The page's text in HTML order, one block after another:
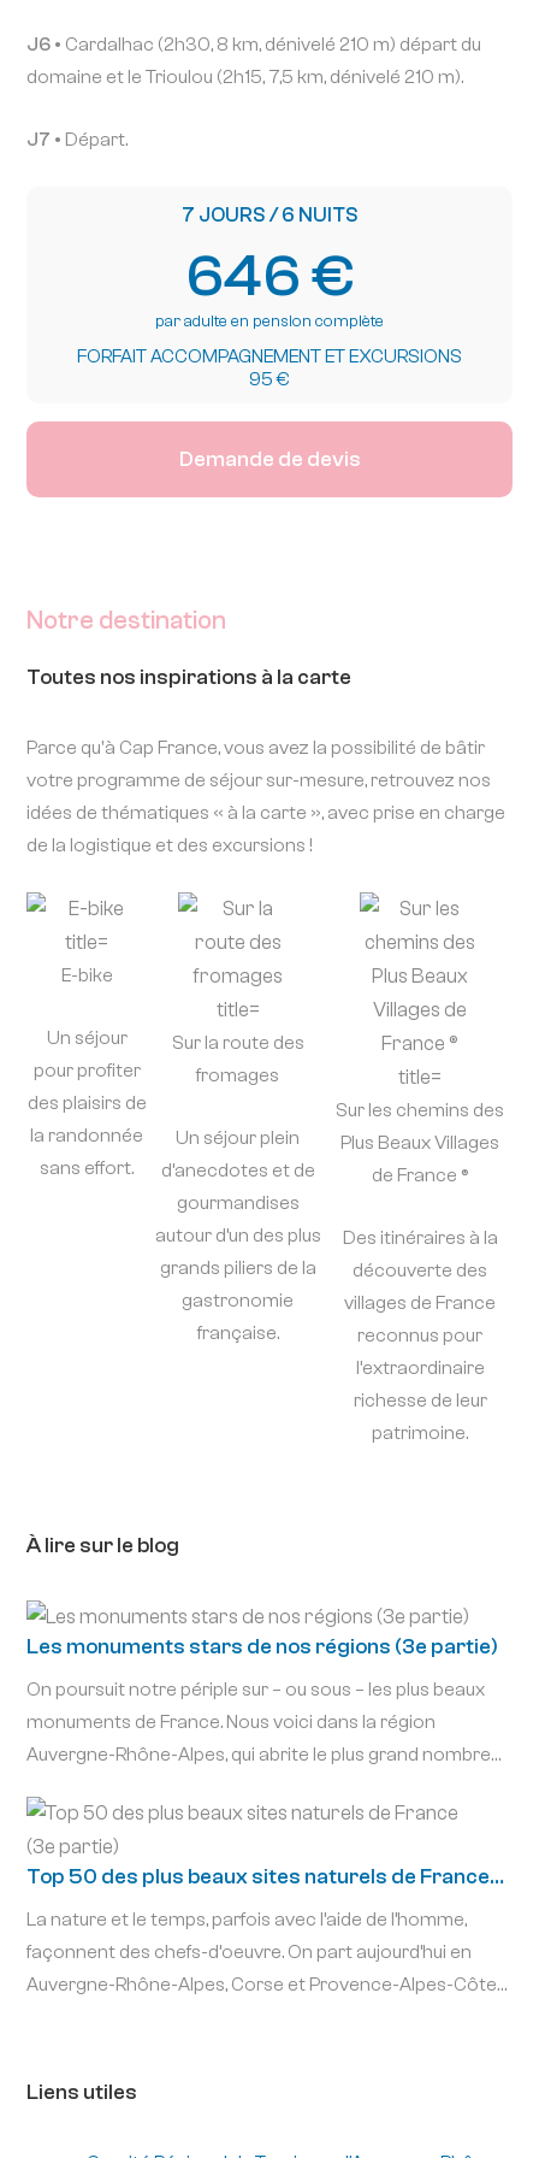
J6 • Cardalhac (2h30, 8 km, dénivelé 210 m) départ du
domaine et le Trioulou (2h15, 7,5 km, dénivelé 210 m).
J7 • Départ.
7 JOURS / 6 NUITS
646 €
par adulte en pension complète
FORFAIT ACCOMPAGNEMENT ET EXCURSIONS
95 €
Demande de devis
Notre destination
Toutes nos inspirations à la carte
Parce qu'à Cap France, vous avez la possibilité de bâtir
votre programme de séjour sur-mesure, retrouvez nos
idées de thématiques « à la carte », avec prise en charge
de la logistique et des excursions !
E-bike
Un séjour
pour profiter
des plaisirs de
la randonnée
sans effort.
Sur la route des
fromages
Un séjour plein
d’anecdotes et de
gourmandises
autour d’un des plus
grands piliers de la
gastronomie
française.
Sur les chemins des
Plus Beaux Villages
de France ®
Des itinéraires à la
découverte des
villages de France
reconnus pour
l’extraordinaire
richesse de leur
patrimoine.
À lire sur le blog
Les monuments stars de nos régions (3e partie)
On poursuit notre périple sur – ou sous – les plus beaux
monuments de France. Nous voici dans la région
Auvergne-Rhône-Alpes, qui abrite le plus grand nombre
total, essentiellement en Rhône-Alpes). À proximité de
ces résidences de vacances, vous allez pouvoir pêcher
des centaines de traits de lumière et de génie, vous
fabriquer tout autant de souvenirs et visiter une
impressionnante diversité d’architectures, d’histoires, de
couleurs et de formes. De l’original palais du facteur
Jean Ferrat, en Ardèche, au Domaine de Vizille, en Isère,
Top 50 des plus beaux sites naturels de France
La nature et le temps, parfois avec l’aide de l’homme,
façonnent des chefs-d’oeuvre. On part aujourd’hui en
Auvergne-Rhône-Alpes, Corse et Provence-Alpes-Côtes
couleurs, se promène un air d’Afrique, pousse l’un des plus
Liens utiles